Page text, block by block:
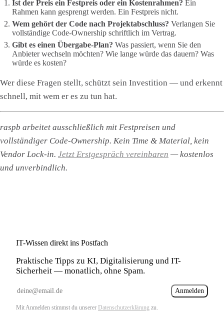
Ist der Preis ein Festpreis oder ein Kostenrahmen? Ein
Rahmen kann gesprengt werden. Ein Festpreis nicht.
Wem gehört der Code nach Projektabschluss? Verlangen Sie
vollständige Code-Ownership schriftlich im Vertrag.
Gibt es einen Übergabe-Plan? Was passiert, wenn Sie den
Anbieter wechseln möchten? Wie lange würde das dauern? Was
würde es kosten?
Wer diese Fragen stellt, schützt sein Investition — und erkennt
schnell, mit wem er es zu tun hat.
raspb arbeitet ausschließlich mit Festpreisen und
vollständiger Code-Ownership. Kein Time & Material, kein
Vendor Lock-in. Jetzt Erstgespräch vereinbaren — kostenlos
und unverbindlich.
IT-Wissen direkt ins Postfach
Praktische Tipps zu KI, Digitalisierung und IT-
Sicherheit — monatlich, ohne Spam.
Anmelden
Mit Anmelden stimmst du unserer Datenschutzerklärung zu.